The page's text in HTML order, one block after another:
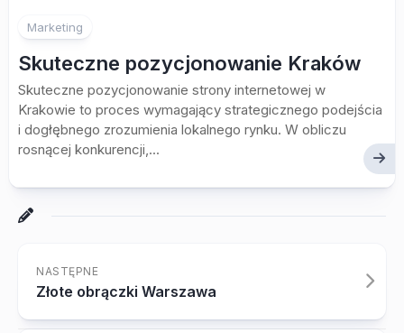
Marketing
Skuteczne pozycjonowanie Kraków
Skuteczne pozycjonowanie strony internetowej w
Krakowie to proces wymagający strategicznego podejścia
i dogłębnego zrozumienia lokalnego rynku. W obliczu
rosnącej konkurencji,...
NASTĘPNE
Złote obrączki Warszawa